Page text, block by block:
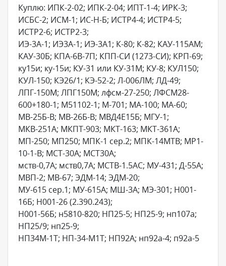
Куплю: ИПК-2-02; ИПК-2-04; ИПТ-1-4; ИРК-3;
ИСБС-2; ИСМ-1; ИС-Н-Б; ИСТР4-4; ИСТР4-5;
ИСТР2-6; ИСТР2-3;
ИЭ-3А-1; ИЭ3А-1; ИЭ-3А1; К-80; К-82; КАУ-115АМ;
КАУ-30Б; КПА-6В-7П; КПП-СИ (1273-СИ); КРП-69;
ку15и; ку-15и; КУ-31 или КУ-31М; КУ-8; КУЛ150;
КУЛ-150; КЭ26/1; КЭ-52-2; Л-006ЛМ; ЛД-49;
ЛПГ-150М; ЛПГ150М; лфсм-27-250; ЛФСМ28-
600+180-1; М51102-1; М-701; МА-100; МА-60;
МВ-25Б-В; МВ-26Б-В; МВД4Е15Б; МГУ-1;
МКВ-251А; МКПТ-903; МКТ-163; МКТ-361А;
МП-250; МП250; МПК-1 сер.2; МПК-14МТВ; МР1-
10-1-В; МСТ-30А; МСТ30А;
мств-0,7А; мств0,7А; МСТВ-1.5АС; МУ-431; Д-55А;
МВП-2; МВ-67; ЭДМ-14; ЭДМ-20;
МУ-615 сер.1; МУ-615А; МШ-3А; МЭ-301; Н001-
16Б; Н001-26 (2.390.243);
Н001-56Б; н5810-820; НП25-5; НП25-9; нп107а;
НП25/9; нп25-9;
НП34М-1Т; НП-34-М1Т; НП92А; нп92а-4; п92а-5